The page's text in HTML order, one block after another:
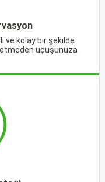
ve kolay bir şekilde
uçuşunuza